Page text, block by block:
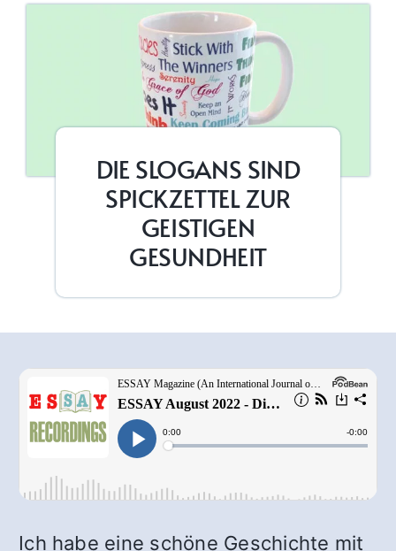
DIE SLOGANS SIND
SPICKZETTEL ZUR
GEISTIGEN
GESUNDHEIT
Ich habe eine schöne Geschichte mit